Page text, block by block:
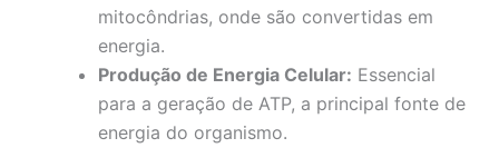
mitocôndrias, onde são convertidas em
energia.
Produção de Energia Celular: Essencial
para a geração de ATP, a principal fonte de
energia do organismo.